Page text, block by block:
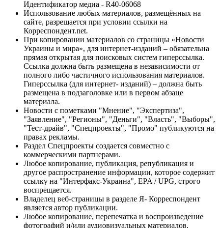
Идентификатор медиа - R40-06068
Использование любых материалов, размещённых на
сайте, разрешается при условии ссылки на
Корреспондент.net.
При копировании материалов со страницы «Новости
Украины и мира», для интернет-изданий – обязательна
прямая открытая для поисковых систем гиперссылка.
Ссылка должна быть размещена в независимости от
полного либо частичного использования материалов.
Гиперссылка (для интернет- изданий) – должна быть
размещена в подзаголовке или в первом абзаце
материала.
Новости с пометками "Мнение", "Экспертиза",
"Заявление", "Регионы", "Деньги", "Власть", "Выборы",
"Тест-драйв", "Спецпроекты", "Промо" публикуются на
правах рекламы.
Раздел Спецпроекты создается совместно с
коммерческими партнерами.
Любое копирование, публикация, републикация и
другое распространение информации, которое содержит
ссылку на "Интерфакс-Украина", EPA / UPG, строго
воспрещается.
Владелец веб-страницы в разделе Я- Корреспондент
является автор публикации.
Любое копирование, перепечатка и воспроизведение
фотографий и/или аудиовизуальных материалов,